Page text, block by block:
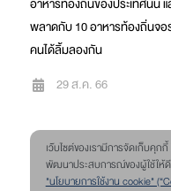
อาหารท้องถิ่นของประเทศนั้น แ
พลาดกับ 10 อาหารท้องถิ่นจอ
คนได้ลิ้มลองกัน
29 ส.ค. 66
เว๊บไซต์ของเรามีการจัดเก็บคุก
พัฒนาประสบการณ์ของผู้ใช้ให้
"นโยบายการใช้งาน cookie"